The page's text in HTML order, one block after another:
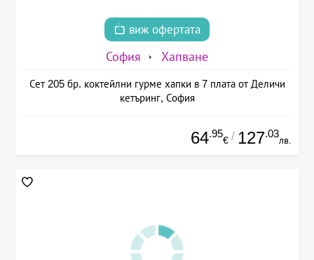
виж офертата
София Хапване
Сет 205 бр. коктейлни гурме хапки в 7 плата от Деличи
кетъринг, София
64.95
€ / 127.03
лв.